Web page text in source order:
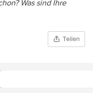
Was sind Ihre
Teilen